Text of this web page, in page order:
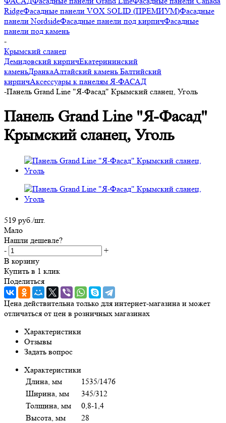
RidgeФасадные панели VOX SOLID (ПРЕМИУМ)Фасадные
панели NordsideФасадные панели под кирпичФасадные
панели под камень
-
Крымский сланец
Демидовский кирпичЕкатерининский
каменьДранкаАлтайский камень Балтийский
кирпичАксессуары к панелям Я-ФАСАД
-Панель Grand Line "Я-Фасад" Крымский сланец, Уголь
Панель Grand Line "Я-Фасад"
Крымский сланец, Уголь
519 руб./шт.
Мало
Нашли дешевле?
-
+
В корзину
Купить в 1 клик
Поделиться
Цена действительна только для интернет-магазина и может
отличаться от цен в розничных магазинах
Характеристики
Отзывы
Задать вопрос
Характеристики
Длина, мм
1535/1476
Ширина, мм
345/312
Толщина, мм
0,8-1,4
Высота, мм
28